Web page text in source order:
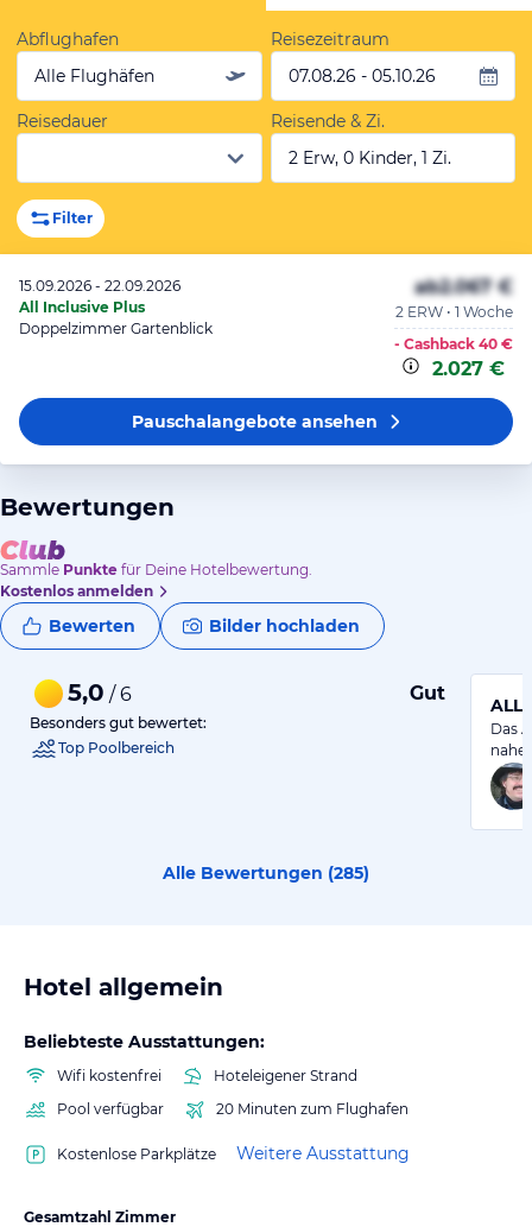
Abflughafen
Alle Flughäfen
Reisezeitraum
07.08.26 - 05.10.26
Reisedauer
Reisende & Zi.
2 Erw, 0 Kinder, 1 Zi.
Filter
15.09.2026 - 22.09.2026
All Inclusive Plus
Doppelzimmer Gartenblick
ab2.067 €
2 ERW • 1 Woche
- Cashback 40 €
2.027 €
Pauschalangeboteansehen
Bewertungen
Sammle Punkte für Deine Hotelbewertung.
Kostenlos anmelden
Bewerten Bilder hochladen
5,0 / 6 Gut
Besonders gut bewertet:
Top Poolbereich
Das
nahe
Alle Bewertungen (285)
Hotel allgemein
Beliebteste Ausstattungen:
Wifi kostenfrei
Hoteleigener Strand
Pool verfügbar
20 Minuten zum Flughafen
Kostenlose Parkplätze Weitere Ausstattung
Gesamtzahl Zimmer